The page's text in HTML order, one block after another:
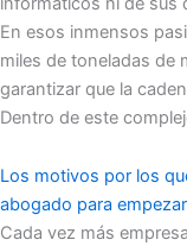
En esos inmensos
miles de toneladas de
garantizar que la
Dentro de este
Los motivos por los
abogado para
Cada vez más